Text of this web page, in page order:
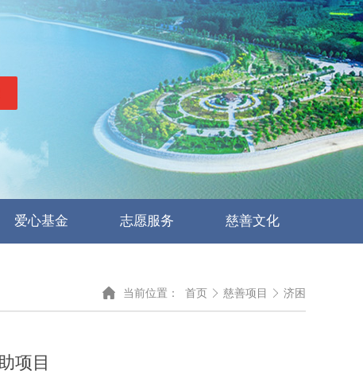
爱心基金 志愿服务 慈善文化
 当前位置： 首页  慈善项目  济困
项目